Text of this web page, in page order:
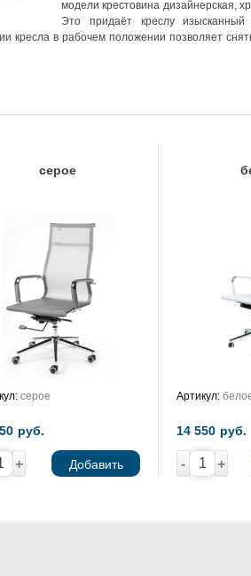
модели крестовина дизайнерская,
Это придаёт креслу
в рабочем положении позволяет
серое
серое
руб.
+ Добавить
Артикул:
14 550 руб.
- +